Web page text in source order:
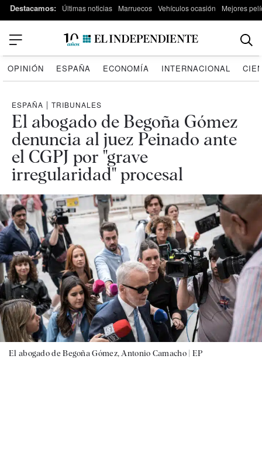
Destacamos: Últimas noticias Marruecos Vehículos ocasión Mejores
OPINIÓN ESPAÑA ECONOMÍA INTERNACIONAL
ESPAÑA | TRIBUNALES
El abogado de Begoña Gómez
denuncia al juez Peinado ante
el CGPJ por "grave
irregularidad" procesal
El abogado de Begoña Gómez, Antonio Camacho | EP